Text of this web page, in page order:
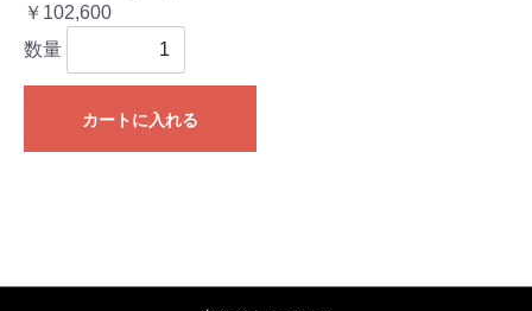
￥102,600
数量
カートに入れる